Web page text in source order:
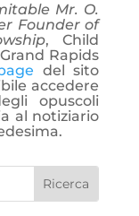
Mr. O.
Founder of
, Child
Rapids
del sito
accedere
opuscoli
al notiziario